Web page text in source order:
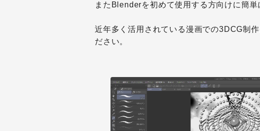
またBlenderを初めて使用する方向けに簡
近年多く活用されている漫画での3DCG制
ださい。